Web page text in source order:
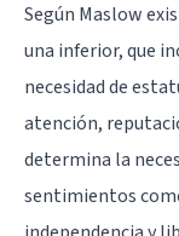
Según Maslow
una inferior, que
necesidad de
atención,
determina la
sentimientos